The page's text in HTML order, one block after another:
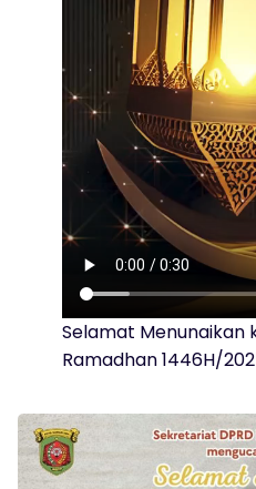
Selamat Menunaikan
Ramadhan 1446H/